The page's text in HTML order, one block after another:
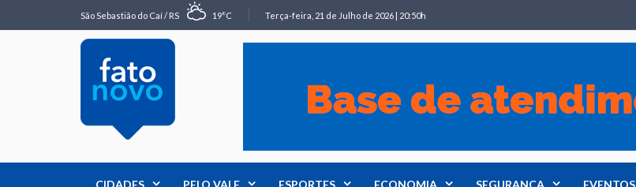
São Sebastião do Caí / RS 19°C Terça-feira, 21 de Julho de 2026 | 20:50h
CIDADES PELO VALE ESPORTES ECONOMIA SEGURANÇA EVENTOS